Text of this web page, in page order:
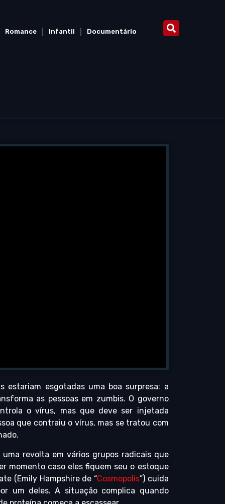
Romance Infantil Documentário
estariam esgotadas uma boa surpresa: a
as pessoas em zumbis. O governo
o vírus, mas que deve ser injetada
que contraiu o vírus, mas se tratou com
revolta em vários grupos radicais que
momento caso eles fiquem seu o estoque
(Emily Hampshire de “Cosmopolis”) cuida
um deles. A situação complica quando